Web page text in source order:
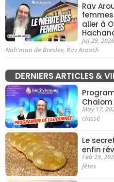
Rav
aller à
Jul 29, 2026
Nah'man de Breslev, Rav Arouch
DERNIERS ARTICLES &
Chalom
May 17,
classé
Le
enfin
Feb 25,
fêtes